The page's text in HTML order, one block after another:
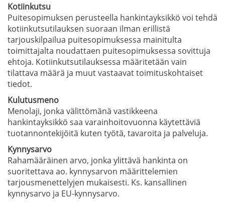
Kotiinkutsu
Puitesopimuksen perusteella hankintayksikkö voi tehdä
kotiinkutsutilauksen suoraan ilman erillistä
tarjouskilpailua puitesopimuksessa mainitulta
toimittajalta noudattaen puitesopimuksessa sovittuja
ehtoja. Kotiinkutsutilauksessa määritetään vain
tilattava määrä ja muut vastaavat toimituskohtaiset
tiedot.
Kulutusmeno
Menolaji, jonka välittömänä vastikkeena
hankintayksikkö saa varainhoitovuonna käytettäviä
tuotannontekijöitä kuten työtä, tavaroita ja palveluja.
Kynnysarvo
Rahamääräinen arvo, jonka ylittävä hankinta on
suoritettava ao. kynnysarvon määrittelemien
tarjousmenettelyjen mukaisesti. Ks. kansallinen
kynnysarvo ja EU-kynnysarvo.